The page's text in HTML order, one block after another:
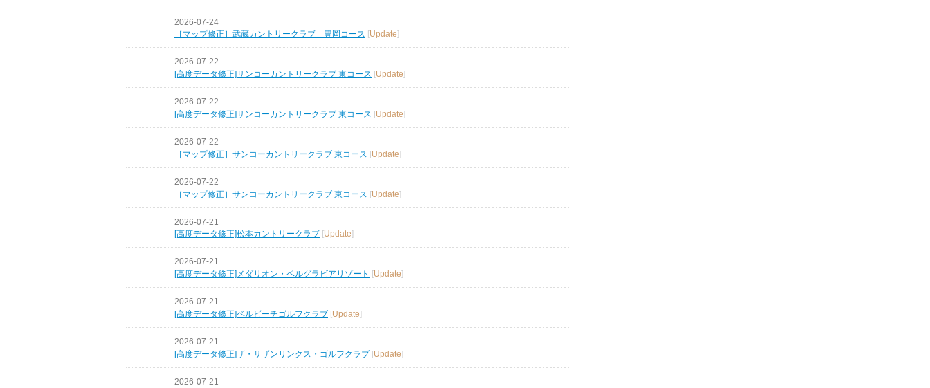
2026-07-24
［マップ修正］武蔵カントリークラブ 豊岡コース [Update]
2026-07-22
[高度データ修正]サンコーカントリークラブ 東コース [Update]
2026-07-22
[高度データ修正]サンコーカントリークラブ 東コース [Update]
2026-07-22
［マップ修正］サンコーカントリークラブ 東コース [Update]
2026-07-22
［マップ修正］サンコーカントリークラブ 東コース [Update]
2026-07-21
[高度データ修正]松本カントリークラブ [Update]
2026-07-21
[高度データ修正]メダリオン・ベルグラビアリゾート [Update]
2026-07-21
[高度データ修正]ベルビーチゴルフクラブ [Update]
2026-07-21
[高度データ修正]ザ・サザンリンクス・ゴルフクラブ [Update]
2026-07-21